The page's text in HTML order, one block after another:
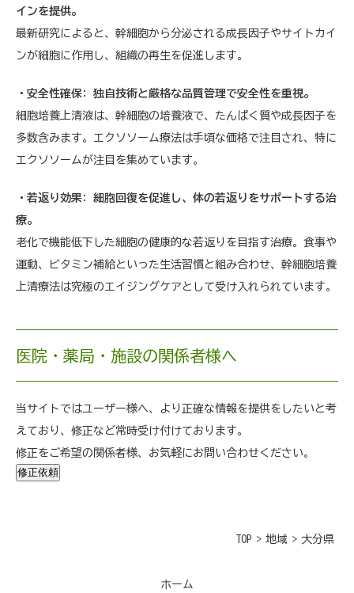
インを提供。
最新研究によると、幹細胞から分泌される成長因子やサイトカイ
ンが細胞に作用し、組織の再生を促進します。
・安全性確保: 独自技術と厳格な品質管理で安全性を重視。
細胞培養上清液は、幹細胞の培養液で、たんぱく質や成長因子を
多数含みます。エクソソーム療法は手頃な価格で注目され、特に
エクソソームが注目を集めています。
・若返り効果: 細胞回復を促進し、体の若返りをサポートする治
療。
老化で機能低下した細胞の健康的な若返りを目指す治療。食事や
運動、ビタミン補給といった生活習慣と組み合わせ、幹細胞培養
上清療法は究極のエイジングケアとして受け入れられています。
医院・薬局・施設の関係者様へ
当サイトではユーザー様へ、より正確な情報を提供をしたいと考
えており、修正など常時受け付けております。
修正をご希望の関係者様、お気軽にお問い合わせください。
修正依頼
TOP > 地域 > 大分県
ホーム